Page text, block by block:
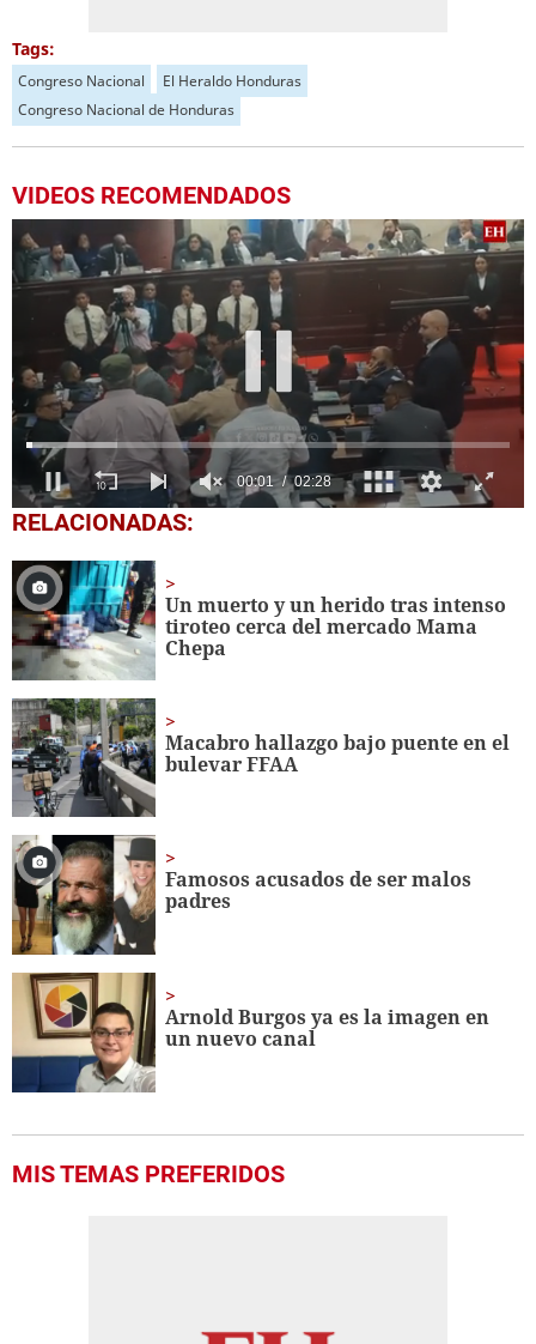
Tags:
Congreso Nacional
El Heraldo Honduras
Congreso Nacional de Honduras
VIDEOS RECOMENDADOS
0
seconds
2
minutes,
28
seconds
RELACIONADAS:
Un muerto y un herido tras intenso
tiroteo cerca del mercado Mama
Chepa
Macabro hallazgo bajo puente en el
bulevar FFAA
Famosos acusados de ser malos
padres
Arnold Burgos ya es la imagen en
un nuevo canal
MIS TEMAS PREFERIDOS